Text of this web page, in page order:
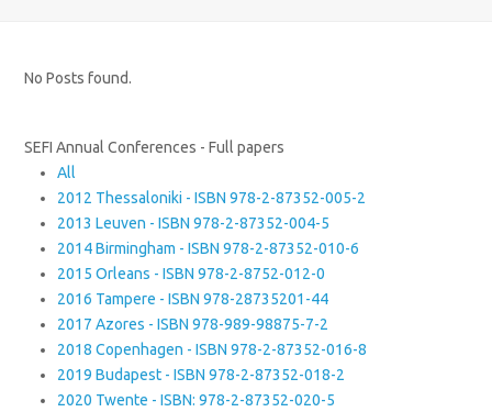
No Posts found.
SEFI Annual Conferences - Full papers
All
2012 Thessaloniki - ISBN 978-2-87352-005-2
2013 Leuven - ISBN 978-2-87352-004-5
2014 Birmingham - ISBN 978-2-87352-010-6
2015 Orleans - ISBN 978-2-8752-012-0
2016 Tampere - ISBN 978-28735201-44
2017 Azores - ISBN 978-989-98875-7-2
2018 Copenhagen - ISBN 978-2-87352-016-8
2019 Budapest - ISBN 978-2-87352-018-2
2020 Twente - ISBN: 978-2-87352-020-5